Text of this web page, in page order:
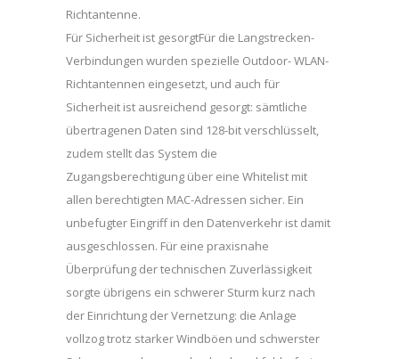
Richtantenne.
Für Sicherheit ist gesorgtFür die Langstrecken-
Verbindungen wurden spezielle Outdoor- WLAN-
Richtantennen eingesetzt, und auch für
Sicherheit ist ausreichend gesorgt: sämtliche
übertragenen Daten sind 128-bit verschlüsselt,
zudem stellt das System die
Zugangsberechtigung über eine Whitelist mit
allen berechtigten MAC-Adressen sicher. Ein
unbefugter Eingriff in den Datenverkehr ist damit
ausgeschlossen. Für eine praxisnahe
Überprüfung der technischen Zuverlässigkeit
sorgte übrigens ein schwerer Sturm kurz nach
der Einrichtung der Vernetzung: die Anlage
vollzog trotz starker Windböen und schwerster